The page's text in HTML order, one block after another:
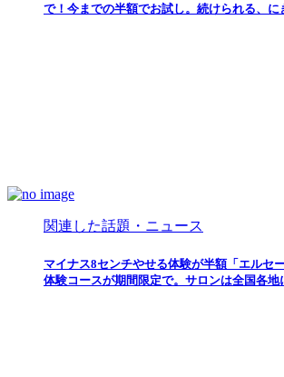
で！今までの半額でお試し。続けられる、に
関連した話題・ニュース
マイナス8センチやせる体験が半額「エルセ
体験コースが期間限定で。サロンは全国各地